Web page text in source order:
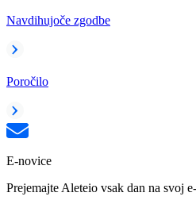
Navdihujoče zgodbe
Poročilo
E-novice
Prejemajte Aleteio vsak dan na svoj